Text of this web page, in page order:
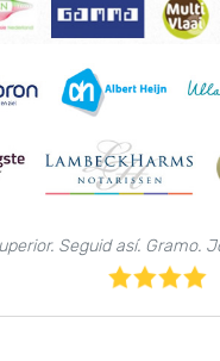
Seguid así. Gramo.